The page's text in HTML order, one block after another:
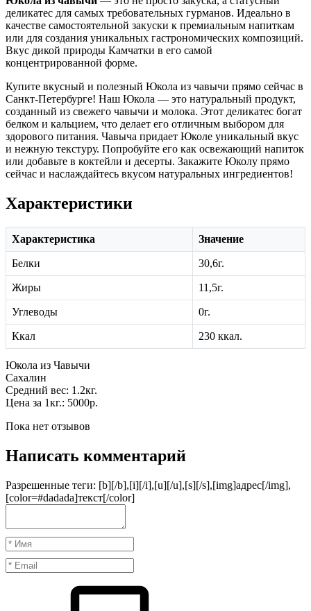
деликатес для самых требовательных гурманов. Идеально в
качестве самостоятельной закуски к премиальным напиткам
или для создания уникальных гастрономических композиций.
Вкус дикой природы Камчатки в его самой
концентрированной форме.
Купите вкусный и полезный Юкола из чавычи прямо сейчас в
Санкт-Петербурге! Наш Юкола — это натуральный продукт,
созданный из свежего чавычи и молока. Этот деликатес богат
белком и кальцием, что делает его отличным выбором для
здорового питания. Чавыча придает Юколе уникальный вкус
и нежную текстуру. Попробуйте его как освежающий напиток
или добавьте в коктейли и десерты. Закажите Юколу прямо
сейчас и наслаждайтесь вкусом натуральных ингредиентов!
Характеристики
Характеристика Значение
Белки 30,6г.
Жиры 11,5г.
Углеводы 0г.
Ккал 230 ккал.
Юкола из Чавычи
Сахалин
Средний вес: 1.2кг.
Цена за 1кг.: 5000р.
Пока нет отзывов
Написать комментарий
Разрешенные теги: [b][/b],[i][/i],[u][/u],[s][/s],[img]адрес[/img],
[color=#dadada]текст[/color]